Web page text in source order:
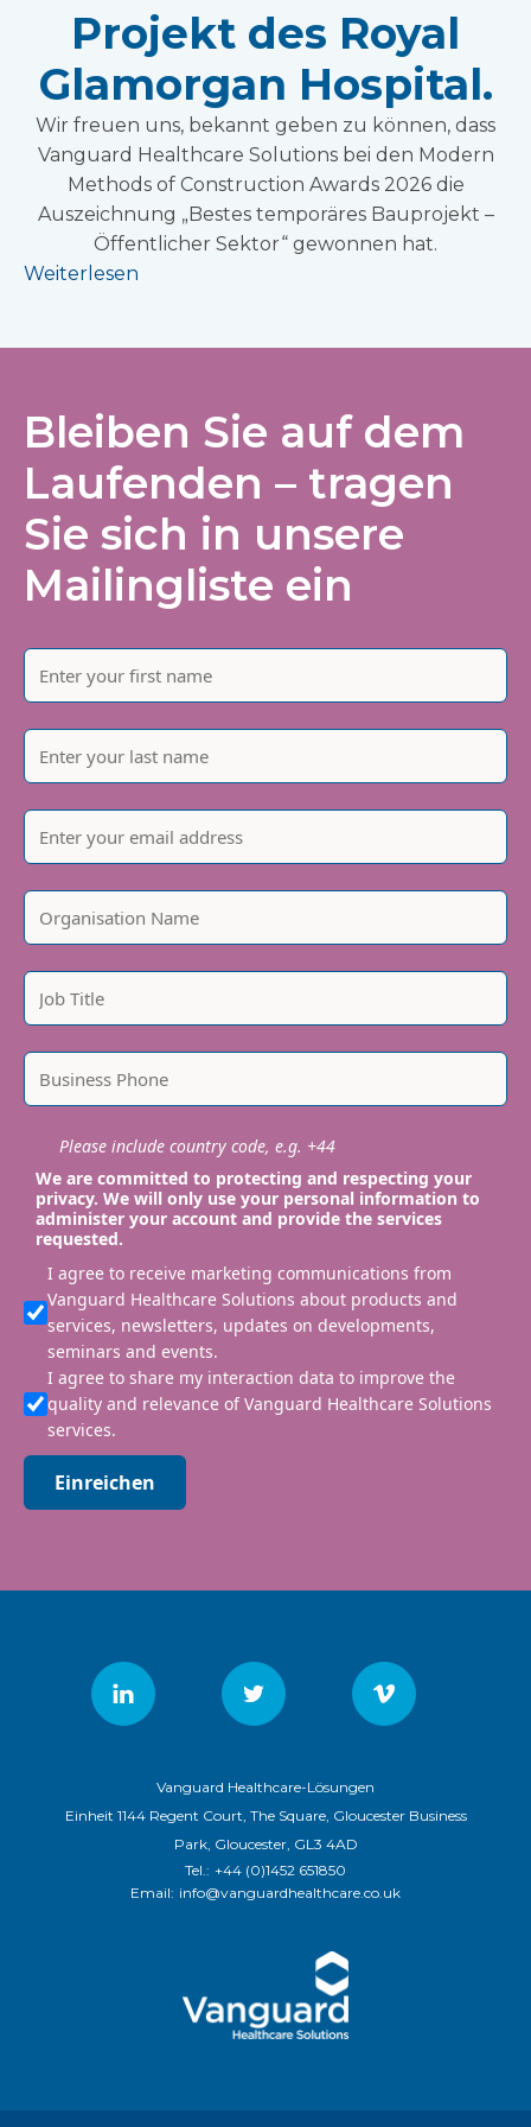
Projekt des Royal
Glamorgan Hospital.
Wir freuen uns, bekannt geben zu können, dass
Vanguard Healthcare Solutions bei den Modern
Methods of Construction Awards 2026 die
Auszeichnung „Bestes temporäres Bauprojekt –
Öffentlicher Sektor“ gewonnen hat.
Weiterlesen
Bleiben Sie auf dem
Laufenden – tragen
Sie sich in unsere
Mailingliste ein
Please include country code, e.g. +44
We are committed to protecting and respecting your
privacy. We will only use your personal information to
administer your account and provide the services
requested.
I agree to receive marketing communications from
Vanguard Healthcare Solutions about products and
services, newsletters, updates on developments,
seminars and events.
I agree to share my interaction data to improve the
quality and relevance of Vanguard Healthcare Solutions
services.
Einreichen
Vanguard Healthcare-Lösungen
Einheit 1144 Regent Court, The Square, Gloucester Business
Park, Gloucester, GL3 4AD
Tel.: +44 (0)1452 651850
Email: info@vanguardhealthcare.co.uk